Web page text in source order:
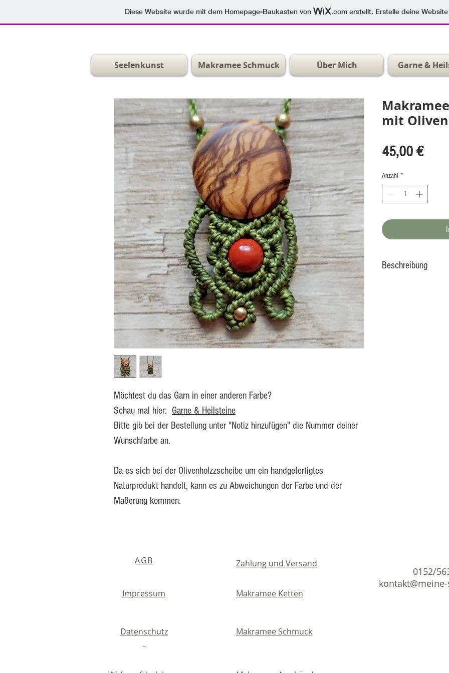
Diese Website wurde mit dem Homepage-Baukasten von .com erstellt. Erstelle deine
Seelenkunst Makramee Schmuck Über Mich Garne &
Möchtest du das Garn in einer anderen Farbe?
Schau mal hier: Garne & Heilsteine
Bitte gib bei der Bestellung unter "Notiz hinzufügen" die Nummer deiner
Wunschfarbe an.
Da es sich bei der Olivenholzzscheibe um ein handgefertigtes
Naturprodukt handelt, kann es zu Abweichungen der Farbe und der
Maßerung kommen.
mit
45,00 €Preis
Anzahl *
Beschreibung
AGB
Impressum
Datenschutz
Zahlung und Versand
Makramee Ketten
0152/
Makramee Schmuck